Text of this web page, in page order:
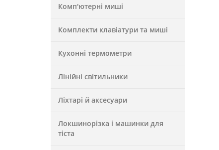
Комп'ютерні миші
Комплекти клавіатури та миші
Кухонні термометри
Лінійні світильники
Ліхтарі й аксесуари
Локшинорізка і машинки для
тіста